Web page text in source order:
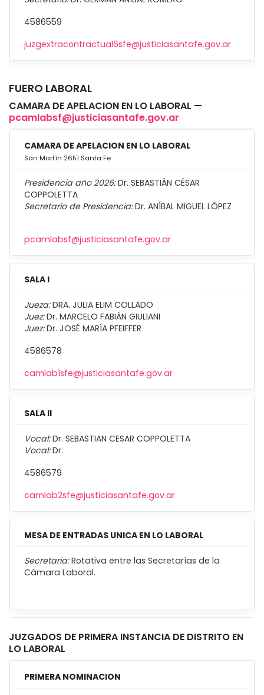
4586559
juzgextracontractual6sfe@justiciasantafe.gov.ar
FUERO LABORAL
CAMARA DE APELACION EN LO LABORAL —
pcamlabsf@justiciasantafe.gov.ar
CAMARA DE APELACION EN LO LABORAL
San Martín 2651 Santa Fe
Presidencia año 2026:Dr. SEBASTIÁN CÉSAR
COPPOLETTA
Secretario de Presidencia:Dr. ANÍBAL MIGUEL LÓPEZ
pcamlabsf@justiciasantafe.gov.ar
SALA I
Jueza:DRA. JULIA ELIM COLLADO
Juez:Dr. MARCELO FABIÁN GIULIANI
Juez:Dr. JOSÉ MARÍA PFEIFFER
4586578
camlab1sfe@justiciasantafe.gov.ar
SALA II
Vocal:Dr. SEBASTIAN CESAR COPPOLETTA
Vocal:Dr.
4586579
camlab2sfe@justiciasantafe.gov.ar
MESA DE ENTRADAS UNICA EN LO LABORAL
Secretaria:Rotativa entre las Secretarías de la
Cámara Laboral.
JUZGADOS DE PRIMERA INSTANCIA DE DISTRITO EN
LO LABORAL
PRIMERA NOMINACION